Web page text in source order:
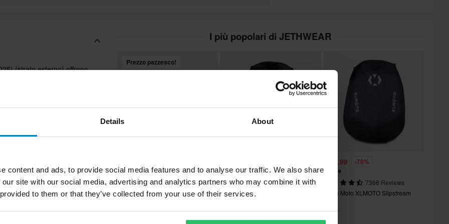
Details About
content and ads, to provide social media features and to analyse our traffic. We also share
site with our social media, advertising and analytics partners who may combine it with
to them or that they’ve collected from your use of their services.
(strato esterno) offrono
Con pettorina alta e
Dettagli pratici come
offrono accesso facile e
il comfort nelle uscite più
gambe JW per una
facilitato
I più popolari di JETHWEAR
Prezzo pazzesco!
€ 64,99
9301 Reviews
Cavalletto Proworks 2-in-1
€ 69,99
2470 Reviews
Zaino Moto XLMOTO Slipstream
€ 14,99 -70%
€ 49,99
7366 Reviews
Zaino Moto XLMOTO Slipstream